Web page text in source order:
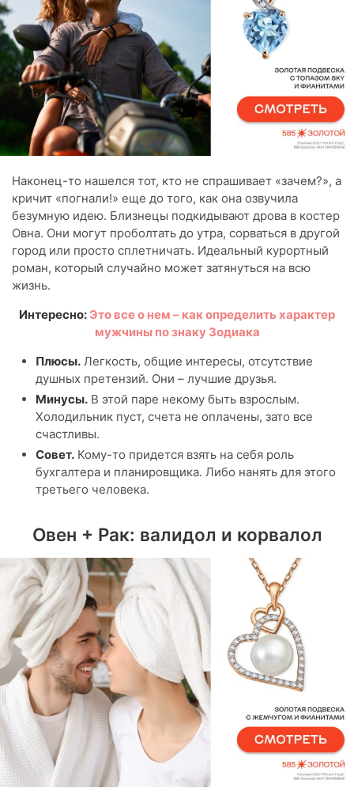
Наконец-то нашелся тот, кто не спрашивает «зачем?», а
кричит «погнали!» еще до того, как она озвучила
безумную идею. Близнецы подкидывают дрова в костер
Овна. Они могут проболтать до утра, сорваться в другой
город или просто сплетничать. Идеальный курортный
роман, который случайно может затянуться на всю
жизнь.
Интересно: Это все о нем – как определить характер
мужчины по знаку Зодиака
Плюсы. Легкость, общие интересы, отсутствие
душных претензий. Они – лучшие друзья.
Минусы. В этой паре некому быть взрослым.
Холодильник пуст, счета не оплачены, зато все
счастливы.
Совет. Кому-то придется взять на себя роль
бухгалтера и планировщика. Либо нанять для этого
третьего человека.
Овен + Рак: валидол и корвалол